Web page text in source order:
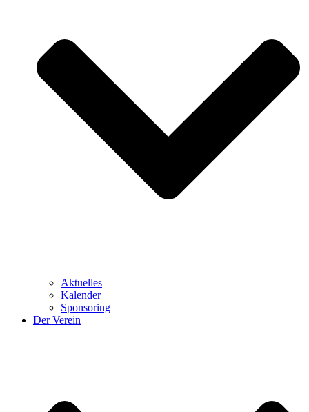
Aktuelles
Kalender
Sponsoring
Der Verein